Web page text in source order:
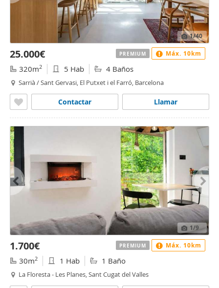
1/40
25.000€
320m2 5 Hab 4 Baños
Sarrià / Sant Gervasi, El Putxet i el Farró, Barcelona
Llamar
Contactar
PREMIUM Máx. 10km
1/9
1.700€
30m2 1 Hab 1 Baño
La Floresta - Les Planes, Sant Cugat del Valles
PREMIUM Máx. 10km